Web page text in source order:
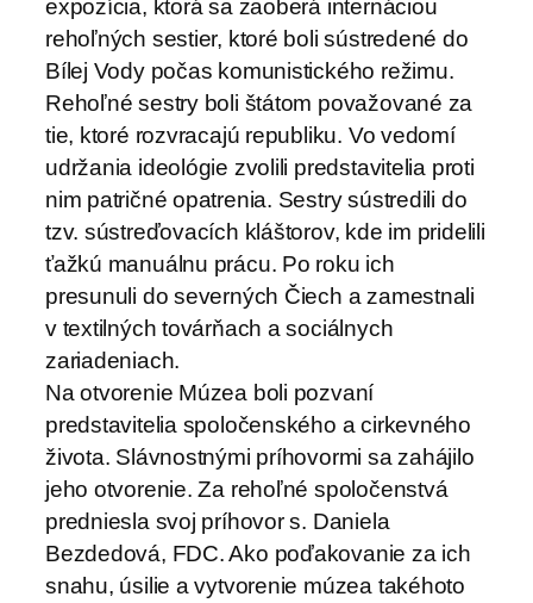
expozícia, ktorá sa zaoberá internáciou
rehoľných sestier, ktoré boli sústredené do
Bílej Vody počas komunistického režimu.
Rehoľné sestry boli štátom považované za
tie, ktoré rozvracajú republiku. Vo vedomí
udržania ideológie zvolili predstavitelia proti
nim patričné opatrenia. Sestry sústredili do
tzv. sústreďovacích kláštorov, kde im pridelili
ťažkú manuálnu prácu. Po roku ich
presunuli do severných Čiech a zamestnali
v textilných továrňach a sociálnych
zariadeniach.
Na otvorenie Múzea boli pozvaní
predstavitelia spoločenského a cirkevného
života. Slávnostnými príhovormi sa zahájilo
jeho otvorenie. Za rehoľné spoločenstvá
predniesla svoj príhovor s. Daniela
Bezdedová, FDC. Ako poďakovanie za ich
snahu, úsilie a vytvorenie múzea takéhoto